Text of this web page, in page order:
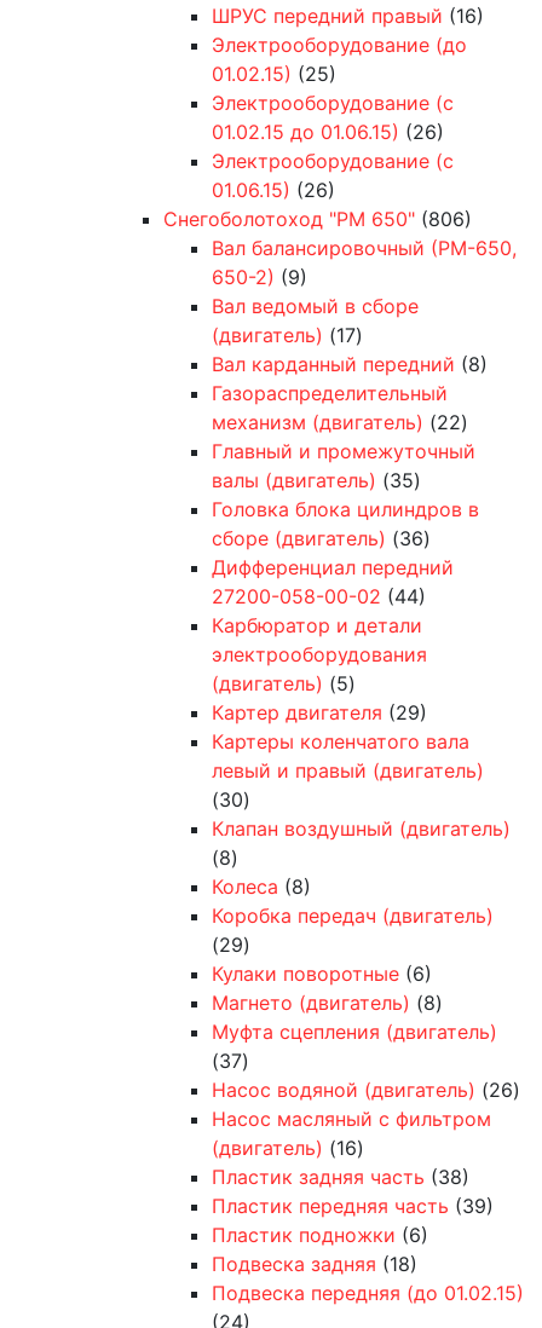
ШРУС передний правый (16)
Электрооборудование (до
01.02.15) (25)
Электрооборудование (с
01.02.15 до 01.06.15) (26)
Электрооборудование (с
01.06.15) (26)
Снегоболотоход "РМ 650" (806)
Вал балансировочный (РМ-650,
650-2) (9)
Вал ведомый в сборе
(двигатель) (17)
Вал карданный передний (8)
Газораспределительный
механизм (двигатель) (22)
Главный и промежуточный
валы (двигатель) (35)
Головка блока цилиндров в
сборе (двигатель) (36)
Дифференциал передний
27200-058-00-02 (44)
Карбюратор и детали
электрооборудования
(двигатель) (5)
Картер двигателя (29)
Картеры коленчатого вала
левый и правый (двигатель)
(30)
Клапан воздушный (двигатель)
(8)
Колеса (8)
Коробка передач (двигатель)
(29)
Кулаки поворотные (6)
Магнето (двигатель) (8)
Муфта сцепления (двигатель)
(37)
Насос водяной (двигатель) (26)
Насос масляный с фильтром
(двигатель) (16)
Пластик задняя часть (38)
Пластик передняя часть (39)
Пластик подножки (6)
Подвеска задняя (18)
Подвеска передняя (до 01.02.15)
(24)